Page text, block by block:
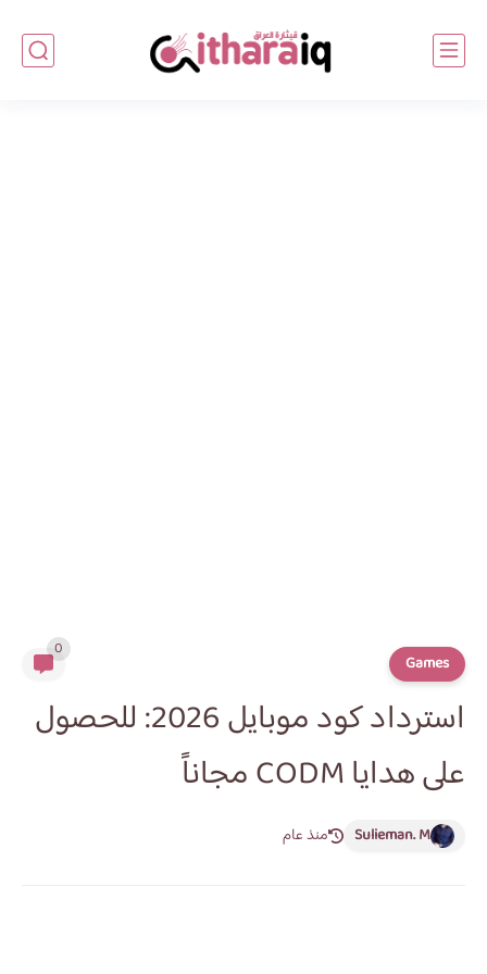
Games
0
استرداد كود موبايل 2026: للحصول
على هدايا CODM مجاناً
Sulieman. M منذ عام